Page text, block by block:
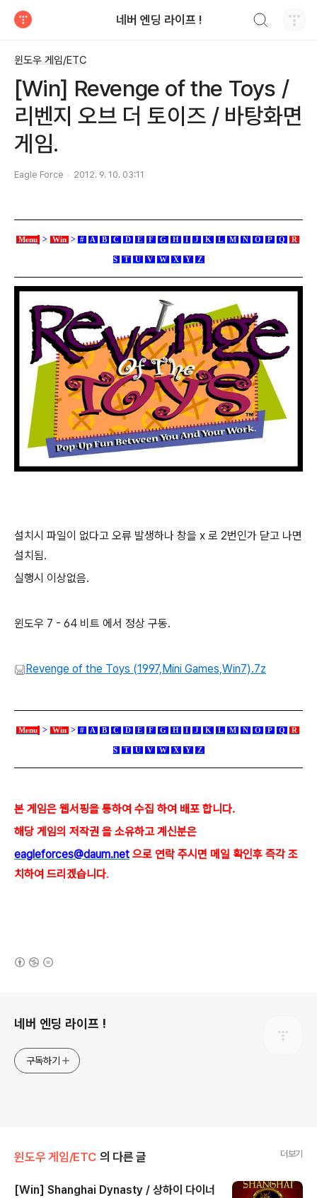
네버 엔딩 라이프 !
윈도우 게임/ETC
[Win] Revenge of the Toys /
리벤지 오브 더 토이즈 / 바탕화면
게임.
Eagle Force 2012. 9. 10. 03:11
Menu > Win > # A B C D E F G H I J K L M N O P Q R
S T U V W X Y Z
설치시 파일이 없다고 오류 발생하나 창을 x 로 2번인가 닫고 나면
설치됨.
실행시 이상없음.
윈도우 7 - 64 비트 에서 정상 구동.
Revenge of the Toys (1997,Mini Games,Win7).7z
Menu > Win > # A B C D E F G H I J K L M N O P Q R
S T U V W X Y Z
본 게임은 웹서핑을 통하여 수집 하여 배포 합니다.
해당 게임의 저작권 을 소유하고 계신분은
eagleforces@daum.net 으로 연락 주시면 메일 확인후 즉각 조
치하여 드리겠습니다.
네버 엔딩 라이프 !
구독하기
윈도우 게임/ETC 의 다른 글 더보기
[Win] Shanghai Dynasty / 상하이 다이너